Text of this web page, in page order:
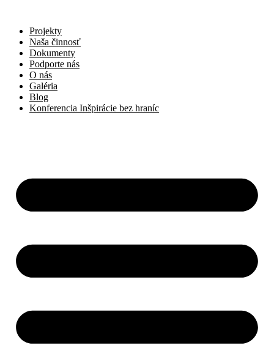
obsah
Projekty
Naša činnosť
Dokumenty
Podporte nás
O nás
Galéria
Blog
Konferencia Inšpirácie bez hraníc